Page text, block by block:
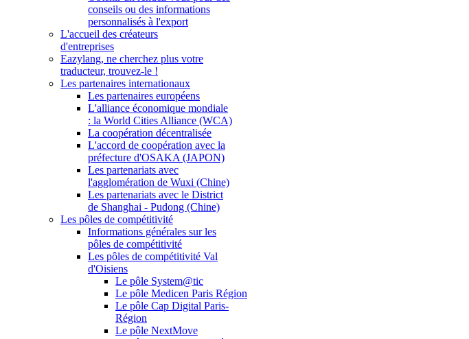
conseils ou des informations
personnalisés à l'export
L'accueil des créateurs
d'entreprises
Eazylang, ne cherchez plus votre
traducteur, trouvez-le !
Les partenaires internationaux
Les partenaires européens
L'alliance économique mondiale
: la World Cities Alliance (WCA)
La coopération décentralisée
L'accord de coopération avec la
préfecture d'OSAKA (JAPON)
Les partenariats avec
l'agglomération de Wuxi (Chine)
Les partenariats avec le District
de Shanghai - Pudong (Chine)
Les pôles de compétitivité
Informations générales sur les
pôles de compétitivité
Les pôles de compétitivité Val
d'Oisiens
Le pôle System@tic
Le pôle Medicen Paris Région
Le pôle Cap Digital Paris-
Région
Le pôle NextMove